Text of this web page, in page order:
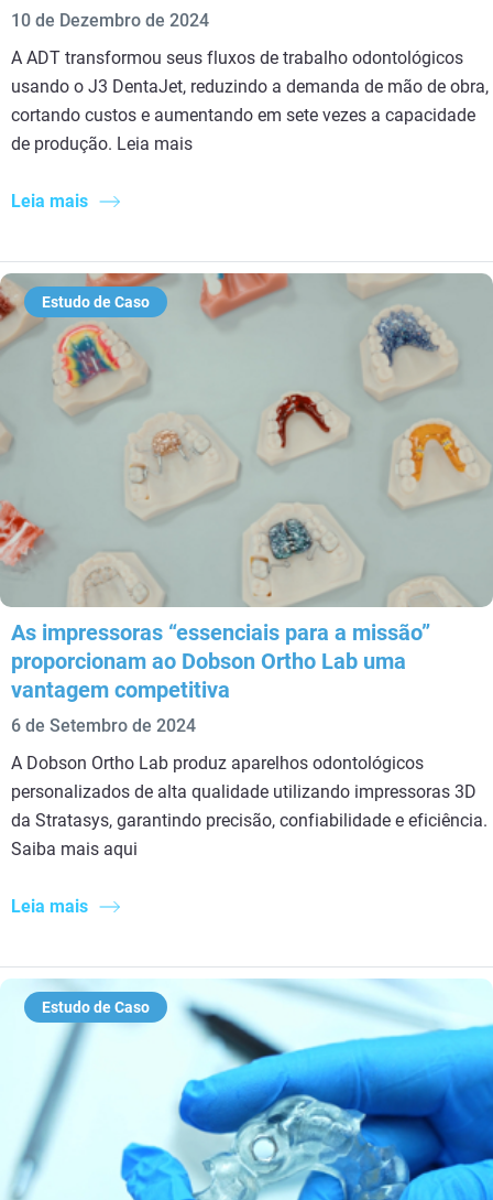
10 de Dezembro de 2024
A ADT transformou seus fluxos de trabalho odontológicos
usando o J3 DentaJet, reduzindo a demanda de mão de obra,
cortando custos e aumentando em sete vezes a capacidade
de produção. Leia mais
Leia mais
Estudo de Caso
As impressoras “essenciais para a missão”
proporcionam ao Dobson Ortho Lab uma
vantagem competitiva
6 de Setembro de 2024
A Dobson Ortho Lab produz aparelhos odontológicos
personalizados de alta qualidade utilizando impressoras 3D
da Stratasys, garantindo precisão, confiabilidade e eficiência.
Saiba mais aqui
Leia mais
Estudo de Caso